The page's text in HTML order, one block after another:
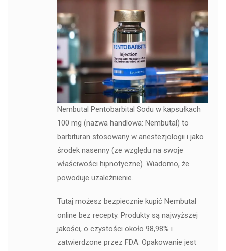
Nembutal Pentobarbital Sodu w kapsułkach
100 mg (nazwa handlowa: Nembutal) to
barbituran stosowany w anestezjologii i jako
środek nasenny (ze względu na swoje
właściwości hipnotyczne). Wiadomo, że
powoduje uzależnienie.
Tutaj możesz bezpiecznie kupić Nembutal
online bez recepty. Produkty są najwyższej
jakości, o czystości około 98,98% i
zatwierdzone przez FDA. Opakowanie jest